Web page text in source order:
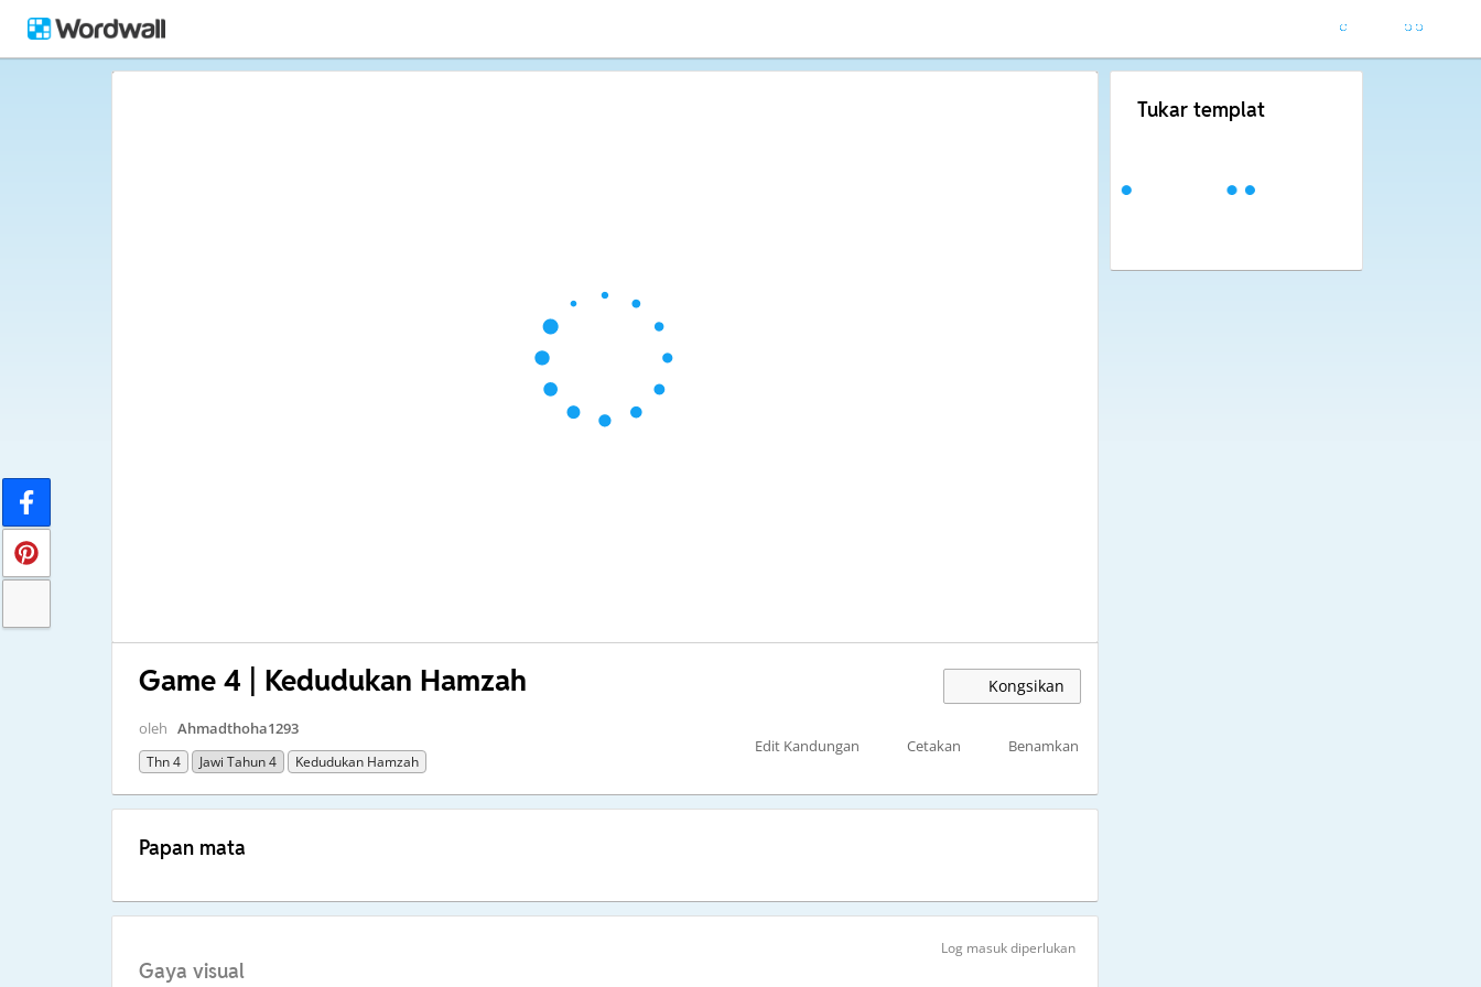
Game 4 | Kedudukan Hamzah Kongsikan
oleh Ahmadthoha1293
Thn 4 Jawi Tahun 4 Kedudukan Hamzah
Edit Kandungan Cetakan Benamkan
Papan mata
Log masuk diperlukan
Gaya visual
Tukar templat